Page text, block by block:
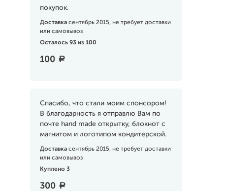
покупок.
Доставка сентябрь 2015, не требует доставки
или самовывоз
Осталось 93 из 100
100 a
Спасибо, что стали моим спонсором!
В благодарность я отправлю Вам по
почте hand made открытку, блокнот с
магнитом и логотипом кондитерской.
Доставка сентябрь 2015, не требует доставки
или самовывоз
Куплено 3
300 a